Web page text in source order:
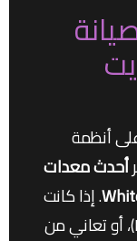
أنظمة
أحدث معدات
. إذا كانت
غسالتك تعطي رمز خطأ (Error Code)، أو تعاني من